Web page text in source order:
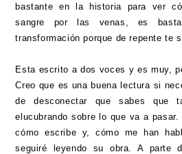
bastante en la historia para ver
sangre por las venas, es
transformación porque de repente te
Esta escrito a dos voces y es muy,
Creo que es una buena lectura si
de desconectar que sabes que
elucubrando sobre lo que va a
cómo escribe y, cómo me han
seguiré leyendo su obra. A parte